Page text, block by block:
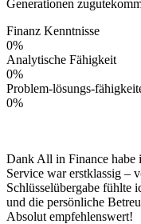
Generationen
Finanz Kenntnisse
0%
Analytische Fähigkeit
0%
Problem-lösungs-
0%
Dank All in Finance habe
Service war erstklassig –
Schlüsselübergabe fühlte
und die persönliche
Absolut empfehlenswert!